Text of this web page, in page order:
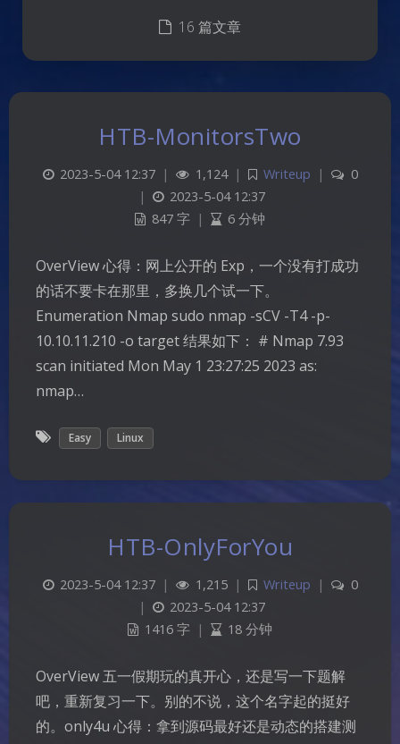
16 篇文章
HTB-MonitorsTwo
2023-5-04 12:37 | 1,124 | Writeup |
0
|
2023-5-04 12:37
847 字 | 6 分钟
OverView 心得：网上公开的 Exp，一个没有打成功
的话不要卡在那里，多换几个试一下。
Enumeration Nmap sudo nmap -sCV -T4 -p-
10.10.11.210 -o target 结果如下： # Nmap 7.93
scan initiated Mon May 1 23:27:25 2023 as:
nmap…
Easy Linux
HTB-OnlyForYou
2023-5-04 12:37 | 1,215 | Writeup |
0
|
2023-5-04 12:37
1416 字 | 18 分钟
OverView 五一假期玩的真开心，还是写一下题解
吧，重新复习一下。别的不说，这个名字起的挺好
的。only4u 心得：拿到源码最好还是动态的搭建测